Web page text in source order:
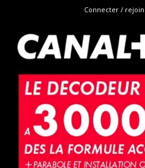
Connecter /